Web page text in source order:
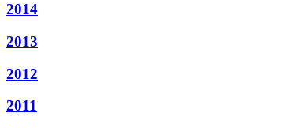
2014
2013
2012
2011